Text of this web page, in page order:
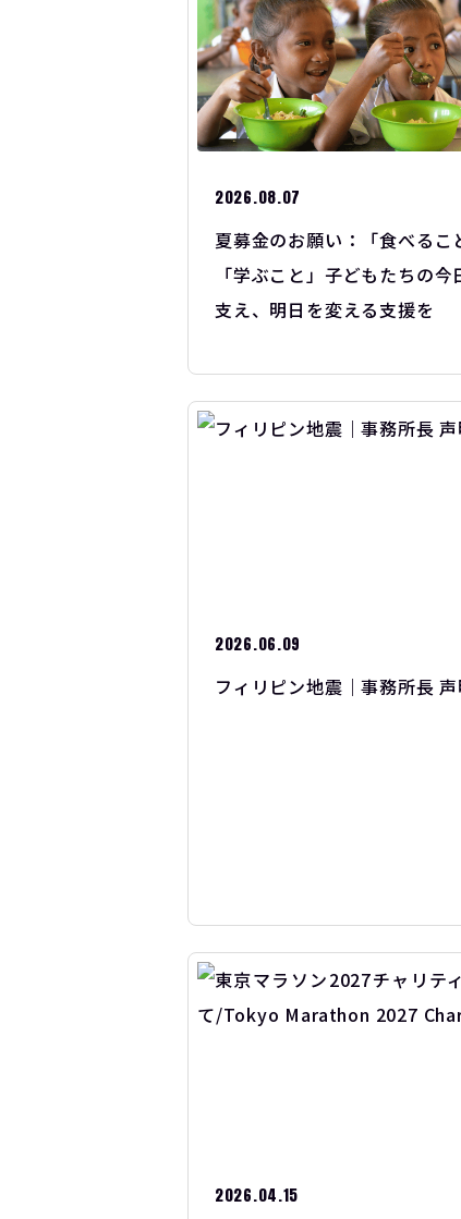
2026.08.07
夏募金のお願い：「食べるこ
「学ぶこと」子どもたちの今
支え、明日を変える支援を
2026.06.09
フィリピン地震｜事務所長 声
2026.04.15